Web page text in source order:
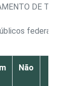
DE
federais e
Não